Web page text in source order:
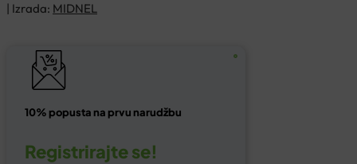
| Izrada: MIDNEL
10% popusta na prvu narudžbu
Registrirajte se!